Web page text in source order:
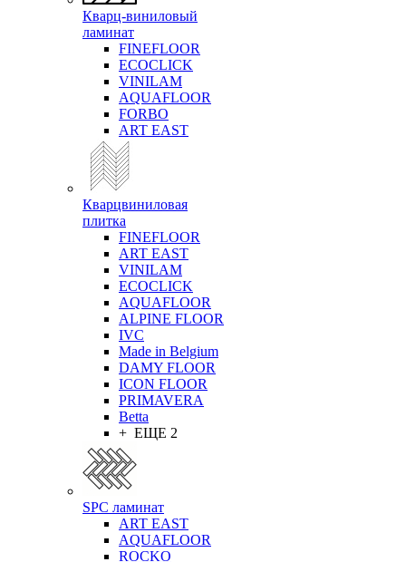
Кварц-виниловый
ламинат
FINEFLOOR
ECOCLICK
VINILAM
AQUAFLOOR
FORBO
ART EAST
Кварцвиниловая
плитка
FINEFLOOR
ART EAST
VINILAM
ECOCLICK
AQUAFLOOR
ALPINE FLOOR
IVC
Made in Belgium
DAMY FLOOR
ICON FLOOR
PRIMAVERA
Betta
+ ЕЩЕ 2
SPC ламинат
ART EAST
AQUAFLOOR
ROCKO